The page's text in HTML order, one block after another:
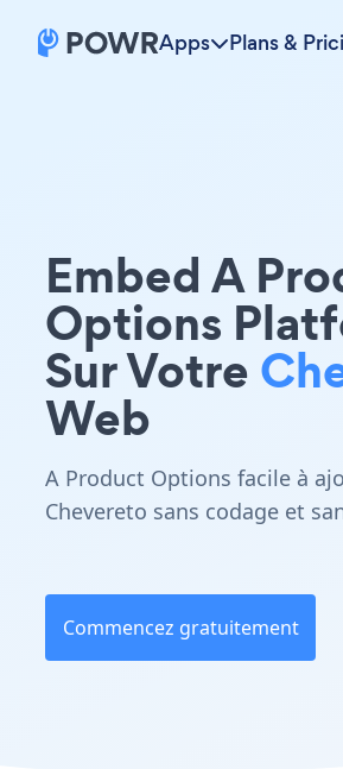
Apps Plans &
Embed A
Options
Sur Votre
Web
A Product Options facile à
Chevereto sans codage et
Commencez gratuitement